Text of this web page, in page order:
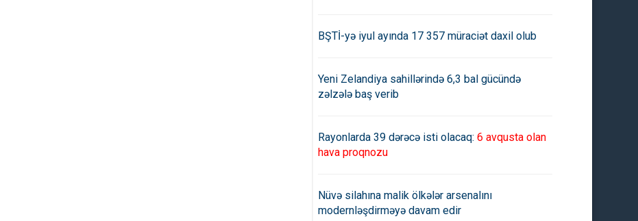
BŞTİ-yə iyul ayında 17 357 müraciət daxil olub
Yeni Zelandiya sahillərində 6,3 bal gücündə
zəlzələ baş verib
Rayonlarda 39 dərəcə isti olacaq: 6 avqusta olan
hava proqnozu
Nüvə silahına malik ölkələr arsenalını
modernləşdirməyə davam edir